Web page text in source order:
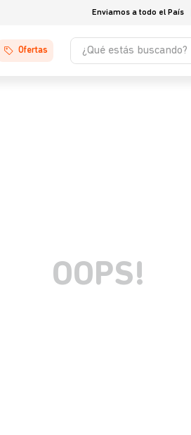
Enviamos a todo el País
Ofertas
¿Qué estás buscando?
OOPS!